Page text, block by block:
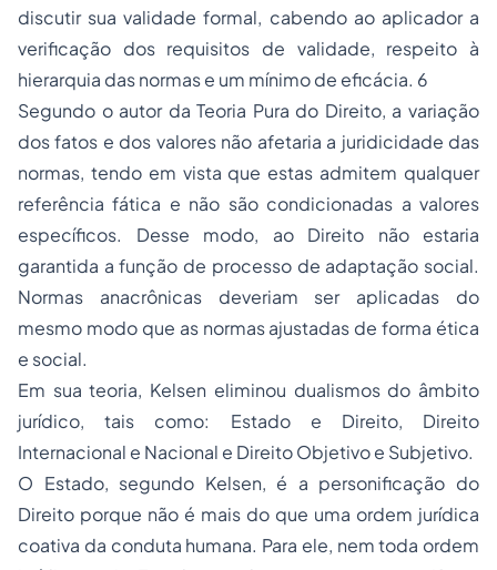
discutir sua validade formal, cabendo ao aplicador a
verificação dos requisitos de validade, respeito à
hierarquia das normas e um mínimo de eficácia. 6
Segundo o autor da Teoria Pura do Direito, a variação
dos fatos e dos valores não afetaria a juridicidade das
normas, tendo em vista que estas admitem qualquer
referência fática e não são condicionadas a valores
específicos. Desse modo, ao Direito não estaria
garantida a função de processo de adaptação social.
Normas anacrônicas deveriam ser aplicadas do
mesmo modo que as normas ajustadas de forma ética
e social.
Em sua teoria, Kelsen eliminou dualismos do âmbito
jurídico, tais como: Estado e Direito, Direito
Internacional e Nacional e Direito Objetivo e Subjetivo.
O Estado, segundo Kelsen, é a personificação do
Direito porque não é mais do que uma ordem jurídica
coativa da conduta humana. Para ele, nem toda ordem